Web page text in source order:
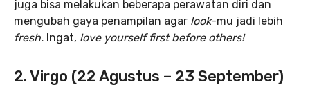
juga bisa melakukan beberapa perawatan diri dan
mengubah gaya penampilan agar look-mu jadi lebih
fresh. Ingat, love yourself first before others!
2. Virgo (22 Agustus – 23 September)